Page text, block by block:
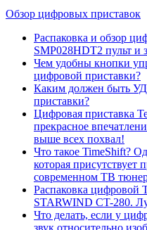
Обзор цифровых приставок
Распаковка и обзор
SMP028HDT2 пульт и
Чем удобны кнопки
цифровой приставки?
Каким должен быть
приставки?
Цифровая приставка
прекрасное
выше всех похвал!
Что такое TimeShift?
которая присутствует
современном ТВ
Распаковка цифровой
STARWIND CT-280.
Что делать, если у
звук относительно